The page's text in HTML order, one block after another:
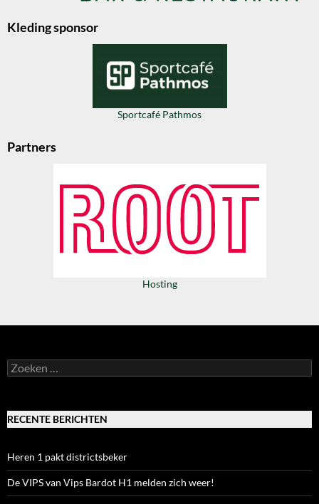
Kleding sponsor
Sportcafé Pathmos
Partners
Hosting
Zoeken
naar:
RECENTE BERICHTEN
Heren 1 pakt districtsbeker
De VIPS van Vips Bardot H1 melden zich weer!